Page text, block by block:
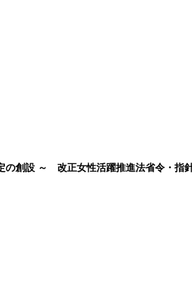
の創設 ～ 改正女性活躍推進法省令・指